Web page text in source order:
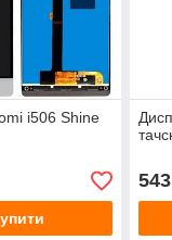
i506 Shine
543